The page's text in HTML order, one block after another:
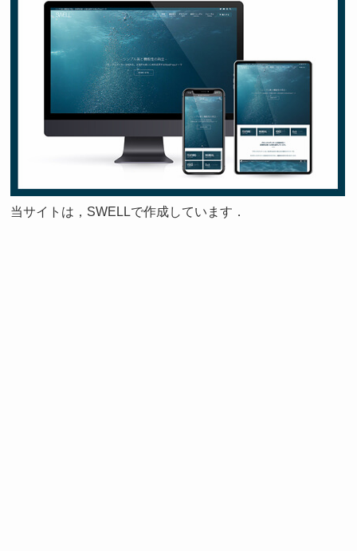
当サイトは，SWELLで作成しています．